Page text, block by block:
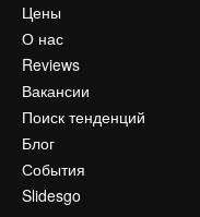
Цены
О нас
Reviews
Вакансии
Поиск тенденций
Блог
События
Slidesgo